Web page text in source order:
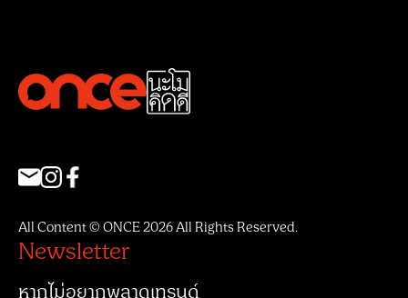
All Content © ONCE 2026 All Rights Reserved.
Newsletter